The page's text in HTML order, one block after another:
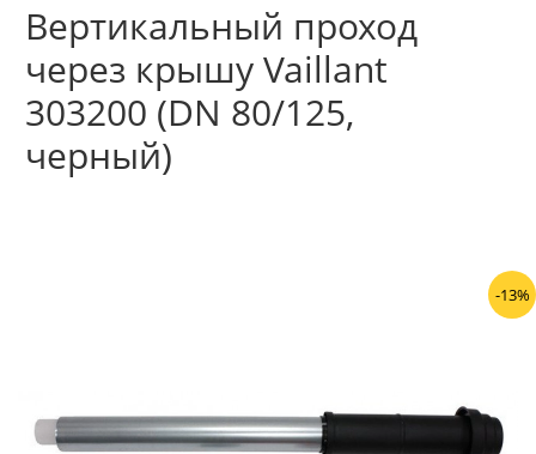
Вертикальный проход
через крышу Vaillant
303200 (DN 80/125,
черный)
-13%